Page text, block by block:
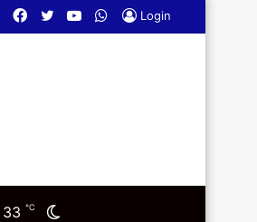
Login
WhatsApp
YouTube
Twitter
Facebook
33 ℃